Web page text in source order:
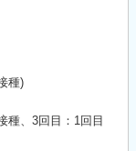
種)
種、3回目：1回目